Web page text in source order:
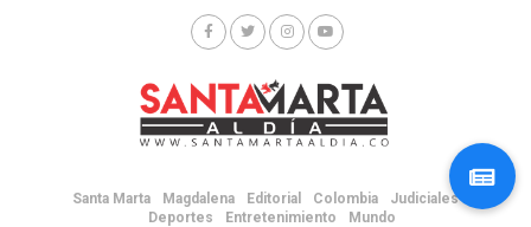
Santa Marta Magdalena Editorial Colombia
Judiciales
Deportes
Entretenimiento Mundo